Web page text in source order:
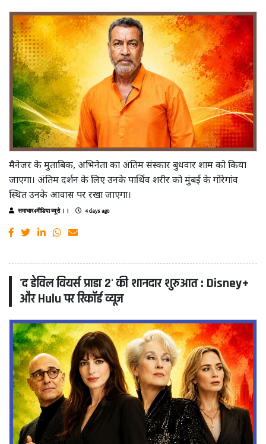
मैनेजर के मुताबिक, अभिनेता का अंतिम संस्कार बुधवार शाम को किया
जाएगा। अंतिम दर्शन के लिए उनके पार्थिव शरीर को मुंबई के गोरेगांव
स्थित उनके आवास पर रखा जाएगा।
समाचार4मीडिया ब्यूरो ।। 4 days ago
'द डेविल वियर्स प्राडा 2' की शानदार शुरुआत : Disney+
और Hulu पर रिकॉर्ड व्यूज